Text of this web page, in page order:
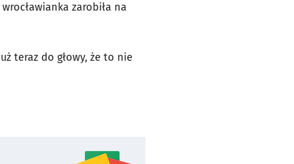
zarobiła na
teraz do głowy, że to nie